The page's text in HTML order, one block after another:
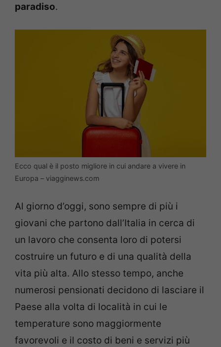
paradiso.
Ecco qual è il posto migliore in cui andare a vivere in
Europa – viagginews.com
Al giorno d’oggi, sono sempre di più i
giovani che partono dall’Italia in cerca di
un lavoro che consenta loro di potersi
costruire un futuro e di una qualità della
vita più alta. Allo stesso tempo, anche
numerosi pensionati decidono di lasciare il
Paese alla volta di località in cui le
temperature sono maggiormente
favorevoli e il costo di beni e servizi più